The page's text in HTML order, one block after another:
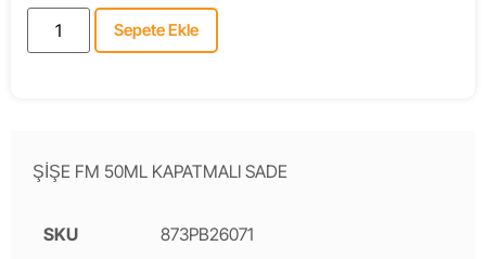
Sepete Ekle
ŞİŞE FM 50ML KAPATMALI SADE
SKU
873PB26071